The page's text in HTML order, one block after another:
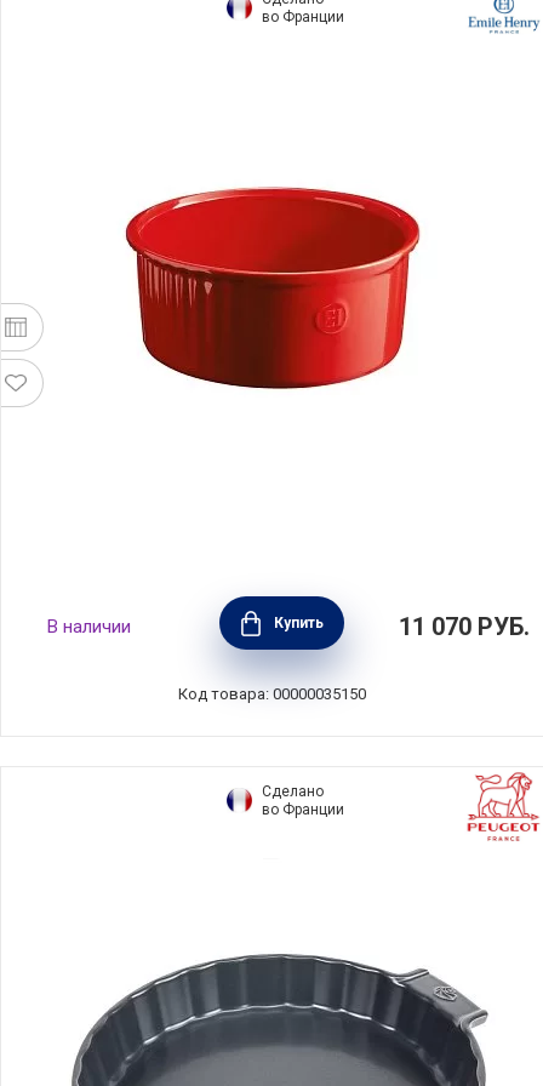
во Франции
Форма для суфле 23 см, керамика, цвет
гранат, Emile Henry, Франция, 346880
В наличии Купить 11 070 РУБ.
Код товара: 00000035150
Сделано
во Франции